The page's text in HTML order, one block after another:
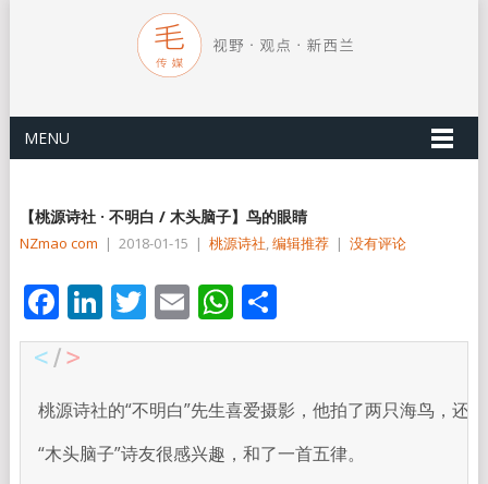
MENU
【桃源诗社 · 不明白 / 木头脑子】鸟的眼睛
NZmao com | 2018-01-15 | 桃源诗社,编辑推荐 | 没有评论
Facebook
LinkedIn
Twitter
EmailWhatsApp
分
享
桃源诗社的“不明白”先生喜爱摄影，他拍了两只海鸟，还
“木头脑子”诗友很感兴趣，和了一首五律。